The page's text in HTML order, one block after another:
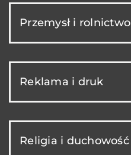
Przemysł i rolnictwo
Reklama i druk
Religia i duchowość